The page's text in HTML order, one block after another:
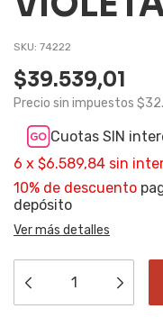
SKU: 74222
$39.539,01
Precio sin impuestos
Cuotas SIN
6 x $6.589,84 sin
10% de descuento
depósito
Ver más detalles